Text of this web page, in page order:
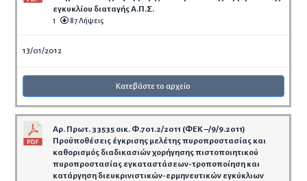
εγκυκλίου διαταγής Α.Π.Σ.
1 87 Λήψεις
13/01/2012
Κατεβάστε το αρχείο
Αρ. Πρωτ. 33535 οικ. Φ.701.2/2011 (ΦΕΚ –/9/9.2011)
Προϋποθέσεις έγκρισης μελέτης πυροπροστασίας και
καθορισμός διαδικασιών χορήγησης πιστοποιητικού
πυροπροστασίας εγκαταστάσεων-τροποποίηση και
κατάργηση διευκρινιστικών-ερμηνευτικών εγκύκλιων